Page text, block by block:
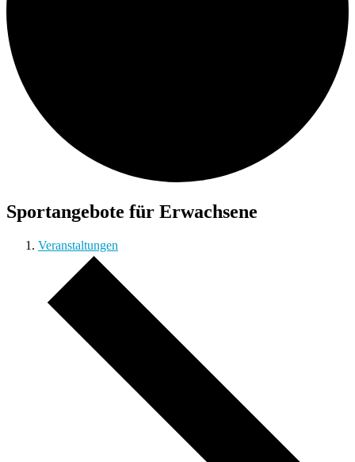
Sportangebote für Erwachsene
Veranstaltungen